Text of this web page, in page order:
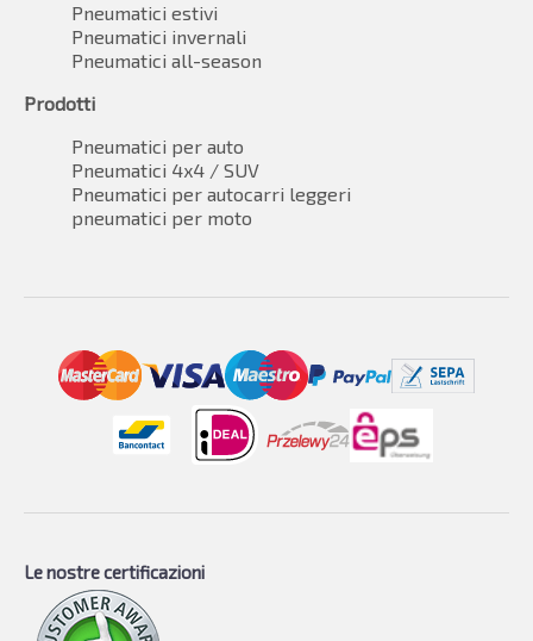
Pneumatici estivi
Pneumatici invernali
Pneumatici all-season
Prodotti
Pneumatici per auto
Pneumatici 4x4 / SUV
Pneumatici per autocarri leggeri
pneumatici per moto
Le nostre certificazioni